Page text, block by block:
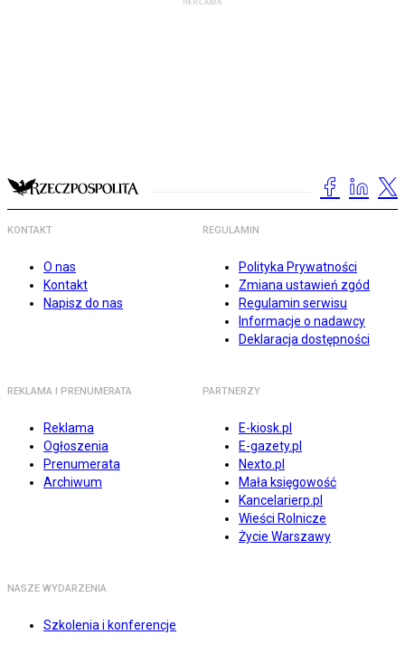
KONTAKT
O nas
Kontakt
Napisz do nas
REGULAMIN
Polityka Prywatności
Zmiana ustawień zgód
Regulamin serwisu
Informacje o nadawcy
Deklaracja dostępności
REKLAMA I PRENUMERATA
Reklama
Ogłoszenia
Prenumerata
Archiwum
PARTNERZY
E-kiosk.pl
E-gazety.pl
Nexto.pl
Mała księgowość
Kancelarierp.pl
Wieści Rolnicze
Życie Warszawy
NASZE WYDARZENIA
Szkolenia i konferencje